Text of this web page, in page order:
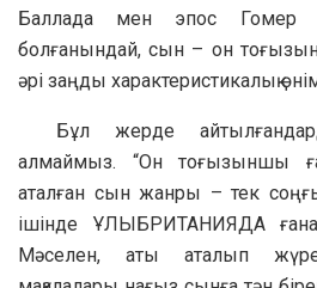
Баллада мен эпос Гомер
болғанындай, сын – он
әрі заңды характеристикалық
Бұл жерде
алмаймыз. “Он тоғызыншы
аталған сын жанры – тек
ішінде ҰЛЫБРИТАНИЯДА ғана
Мәселен, аты аталып